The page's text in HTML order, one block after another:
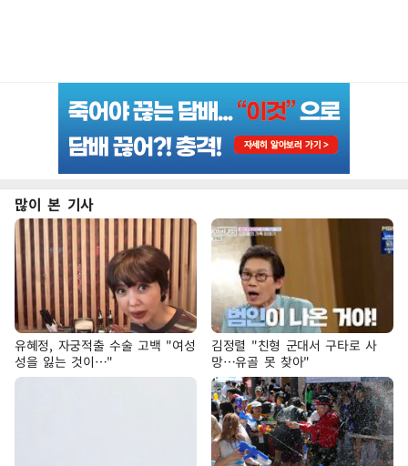
많이 본 기사
유혜정, 자궁적출 수술 고백 "여성
성을 잃는 것이…"
김정렬 "친형 군대서 구타로 사
망…유골 못 찾아"